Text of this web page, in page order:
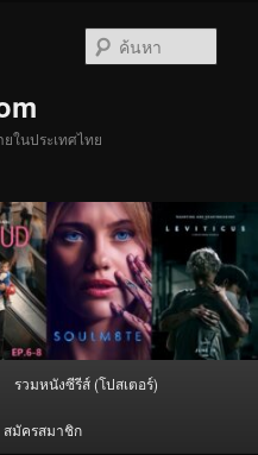
ในประเทศไทย
รวมหนังซีรีส์ (โปสเตอร์)
สมัครสมาชิก